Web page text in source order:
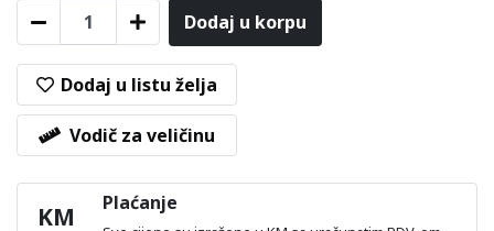
Dodaj u korpu
Dodaj u listu želja
Vodič za veličinu
KM Plaćanje